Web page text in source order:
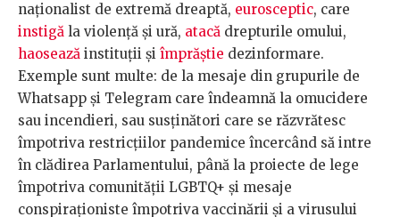
naționalist de extremă dreaptă, eurosceptic, care
instigă la violență și ură, atacă drepturile omului,
haosează instituții și împrăștie dezinformare.
Exemple sunt multe: de la mesaje din grupurile de
Whatsapp și Telegram care îndeamnă la omucidere
sau incendieri, sau susținători care se răzvrătesc
împotriva restricțiilor pandemice încercând să intre
în clădirea Parlamentului, până la proiecte de lege
împotriva comunității LGBTQ+ și mesaje
conspiraționiste împotriva vaccinării și a virusului